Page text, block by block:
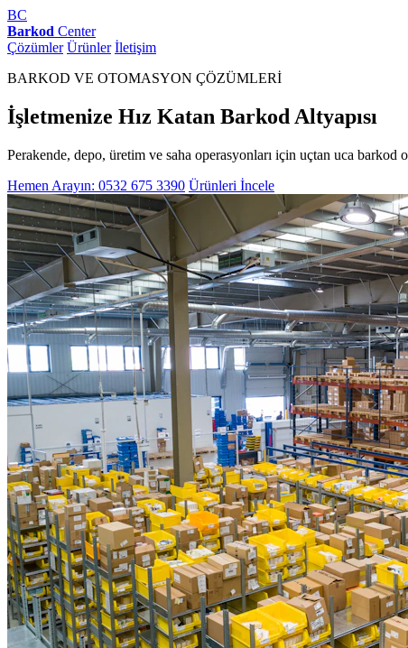
BC
Barkod Center
Çözümler Ürünler İletişim
BARKOD VE OTOMASYON ÇÖZÜMLERİ
İşletmenize Hız Katan Barkod Altyapısı
Perakende, depo, üretim ve saha operasyonları için uçtan uca
Hemen Arayın: 0532 675 3390 Ürünleri İncele